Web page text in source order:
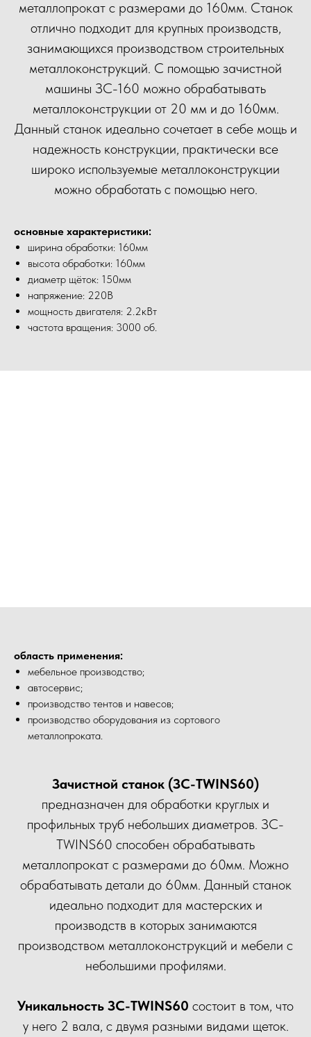
металлопрокат с размерами до 160мм. Станок
отлично подходит для крупных производств,
занимающихся производством строительных
металлоконструкций. С помощью зачистной
машины ЗС-160 можно обрабатывать
металлоконструкции от 20 мм и до 160мм.
Данный станок идеально сочетает в себе мощь и
надежность конструкции, практически все
широко используемые металлоконструкции
можно обработать с помощью него.
основные характеристики:
ширина обработки: 160мм
высота обработки: 160мм
диаметр щёток: 150мм
напряжение: 220В
мощность двигателя: 2.2кВт
частота вращения: 3000 об.
область применения:
мебельное производство;
автосервис;
производство тентов и навесов;
производство оборудования из сортового
металлопроката.
Зачистной станок (ЗС-TWINS60)
предназначен для обработки круглых и
профильных труб небольших диаметров. ЗС-
TWINS60 способен обрабатывать
металлопрокат с размерами до 60мм. Можно
обрабатывать детали до 60мм. Данный станок
идеально подходит для мастерских и
производств в которых занимаются
производством металлоконструкций и мебели с
небольшими профилями.
Уникальность ЗС-TWINS60 состоит в том, что
у него 2 вала, с двумя разными видами щеток.